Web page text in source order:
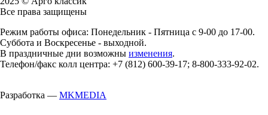
Все права защищены
Режим работы офиса: Понедельник - Пятница с 9-00 до 17-00.
Суббота и Воскресенье - выходной.
В праздничные дни возможны изменения.
Телефон/факс колл центра: +7 (812) 600-39-17; 8-800-333-92-02.
Разработка — MKMEDIA